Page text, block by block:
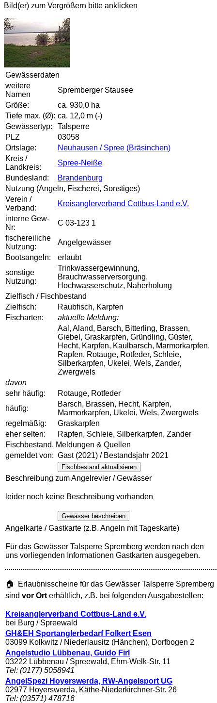
Bild(er) zum Vergrößern bitte anklicken
Gewässerdaten
weitere
Namen
Spremberger Stausee
Größe:
ca. 930,0 ha
Tiefe max. (Ø): ca. 12,0 m (-)
Gewässertyp:
Talsperre
PLZ
03058
Ortslage:
Neuhausen / Spree (Bräsinchen)
Kreis /
Landkreis:
Spree-Neiße
Bundesland:
Brandenburg
Nutzung (Angeln, Fischerei, Sonstiges)
Verein /
Verband:
Kreisanglerverband Cottbus-Land e.V.
interne Gew-
Nr:
C 03-123 1
fischereiliche
Nutzung:
Angelgewässer
Bootsangeln:
erlaubt
sonstige
Nutzung:
Trinkwassergewinnung,
Brauchwasserversorgung,
Hochwasserschutz, Naherholung
Zielfisch / Fischbestand
Zielfisch:
Raubfisch, Karpfen
Fischarten:
aktuelle Meldung:
Aal, Aland, Barsch, Bitterling, Brassen,
Giebel, Graskarpfen, Gründling, Güster,
Hecht, Karpfen, Kaulbarsch, Marmorkarpfen,
Rapfen, Rotauge, Rotfeder, Schleie,
Silberkarpfen, Ukelei, Wels, Zander,
Zwergwels
davon
sehr häufig:
Rotauge, Rotfeder
häufig:
Barsch, Brassen, Hecht, Karpfen,
Marmorkarpfen, Ukelei, Wels, Zwergwels
regelmäßig:
Graskarpfen
eher selten:
Rapfen, Schleie, Silberkarpfen, Zander
Fischbestand, Meldungen & Quellen
gemeldet von: Gast (2021) / Bestandsjahr 2021
Fischbestand aktualisieren
Beschreibung zum Angelrevier / Gewässer
leider noch keine Beschreibung vorhanden
Gewässer beschreiben
Angelkarte / Gastkarte (z.B. Angeln mit Tageskarte)
Für das Gewässer Talsperre Spremberg werden nach den
uns vorliegenden Informationen Gastkarten ausgegeben.
🏠 Erlaubnisscheine für das Gewässer Talsperre Spremberg
sind vor Ort erhältlich, z.B. bei folgenden Ausgabestellen:
Kreisanglerverband Cottbus-Land e.V.
bei Burg / Spreewald
GH&EH Sportanglerbedarf Folkert Esen
03099 Kolkwitz / Niederlausitz (Hänchen), Dorfbogen 2
Angelstudio Lübbenau, Guido Firl
03222 Lübbenau / Spreewald, Ehm-Welk-Str. 11
Tel: (0177) 5058941
AngelSpezi Hoyerswerda, RW-Angelsport UG
02977 Hoyerswerda, Käthe-Niederkirchner-Str. 26
Tel: (03571) 478716